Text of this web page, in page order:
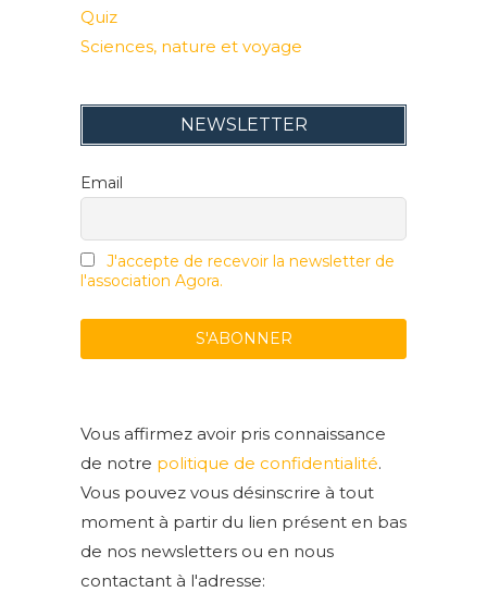
Quiz
Sciences, nature et voyage
NEWSLETTER
Email
J'accepte de recevoir la newsletter de
l'association Agora.
Vous affirmez avoir pris connaissance
de notre politique de confidentialité.
Vous pouvez vous désinscrire à tout
moment à partir du lien présent en bas
de nos newsletters ou en nous
contactant à l'adresse: